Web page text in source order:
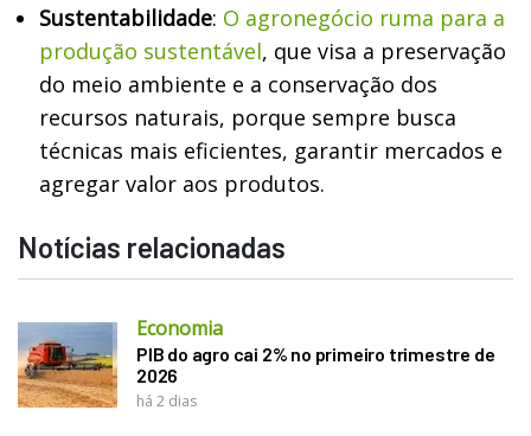
Sustentabilidade: O agronegócio ruma para a
produção sustentável, que visa a preservação
do meio ambiente e a conservação dos
recursos naturais, porque sempre busca
técnicas mais eficientes, garantir mercados e
agregar valor aos produtos.
Notícias relacionadas
Economia
PIB do agro cai 2% no primeiro trimestre de
2026
há 2 dias